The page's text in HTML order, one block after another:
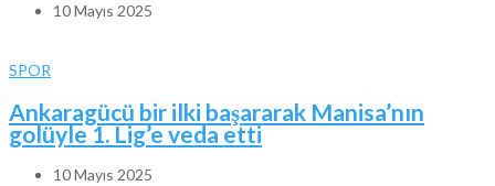
10 Mayıs 2025
SPOR
Ankaragücü bir ilki başararak Manisa’nın
golüyle 1. Lig’e veda etti
10 Mayıs 2025